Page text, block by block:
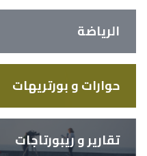
الرياضة
حوارات و بورتريهات
تقارير و ريبورتاجات